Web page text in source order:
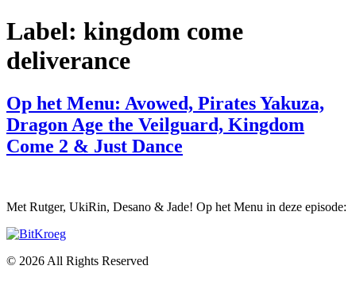
Label: kingdom come
deliverance
Op het Menu: Avowed, Pirates Yakuza,
Dragon Age the Veilguard, Kingdom
Come 2 & Just Dance
Met Rutger, UkiRin, Desano & Jade! Op het Menu in deze episode:
© 2026 All Rights Reserved